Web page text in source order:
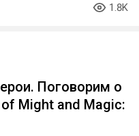
1.8K
Поговорим о
Might and Magic: